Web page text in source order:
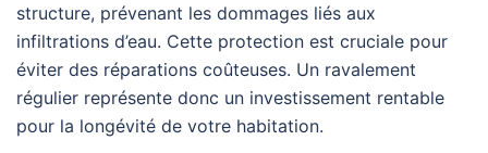
structure, prévenant les dommages liés aux
infiltrations d’eau. Cette protection est cruciale pour
éviter des réparations coûteuses. Un ravalement
régulier représente donc un investissement rentable
pour la longévité de votre habitation.